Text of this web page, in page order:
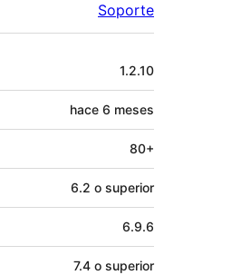
Soporte
1.2.10
hace 6 meses
80+
6.2 o superior
6.9.6
7.4 o superior